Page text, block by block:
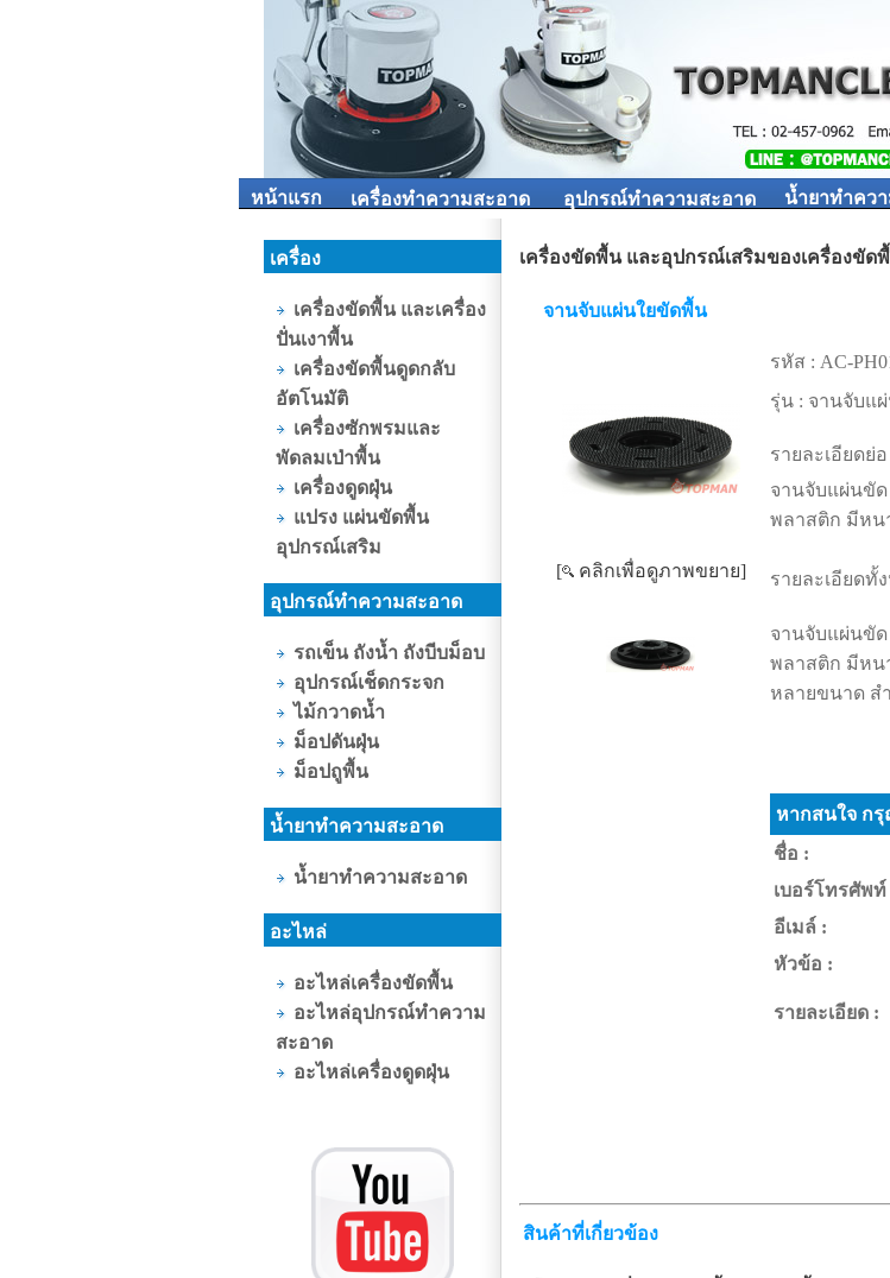
หน้าแรก เครื่องทำความสะอาด อุปกรณ์ทำความสะอาด น้ำยาทำคว
เครื่อง
เครื่องขัดพื้น และเครื่อง
ปั่นเงาพื้น
เครื่องขัดพื้นดูดกลับ
อัตโนมัติ
เครื่องซักพรมและ
พัดลมเป่าพื้น
เครื่องดูดฝุ่น
แปรง แผ่นขัดพื้น
อุปกรณ์เสริม
อุปกรณ์ทำความสะอาด
รถเข็น ถังน้ำ ถังบีบม็อบ
อุปกรณ์เช็ดกระจก
ไม้กวาดน้ำ
ม็อปดันฝุ่น
ม็อปถูพื้น
น้ำยาทำความสะอาด
น้ำยาทำความสะอาด
อะไหล่
อะไหล่เครื่องขัดพื้น
อะไหล่อุปกรณ์ทำความ
สะอาด
อะไหล่เครื่องดูดฝุ่น
เครื่องขัดพื้น และอุปกรณ์เสริมของเครื่องขัด
จานจับแผ่นใยขัดพื้น
[ คลิกเพื่อดูภาพขยาย]
รหัส : AC-
รุ่น : จานจับแ
รายละเอียดย่อ
จานจับแผ่นขัด
พลาสติก มีหน
รายละเอียดทั้
จานจับแผ่นขัด
พลาสติก มีหน
หลายขนาด สำ
หากสนใจ ก
ชื่อ :
เบอร์โทรศัพท์
อีเมล์ :
หัวข้อ :
รายละเอียด :
สินค้าที่เกี่ยวข้อง